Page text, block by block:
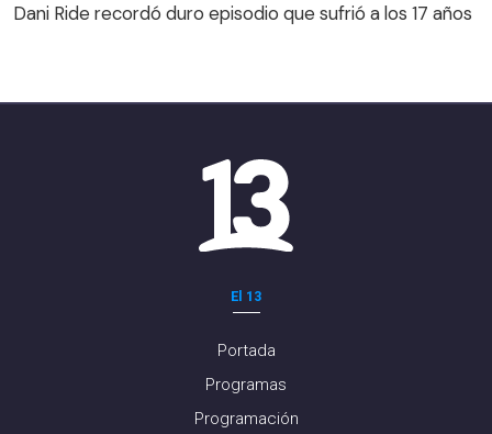
Dani Ride recordó duro episodio que sufrió a los 17 años
El 13
Portada
Programas
Programación